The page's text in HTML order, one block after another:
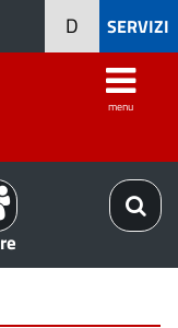
SERVIZI
D
menu